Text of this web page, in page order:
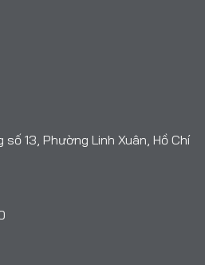
số 13, Phường Linh Xuân, Hồ Chí